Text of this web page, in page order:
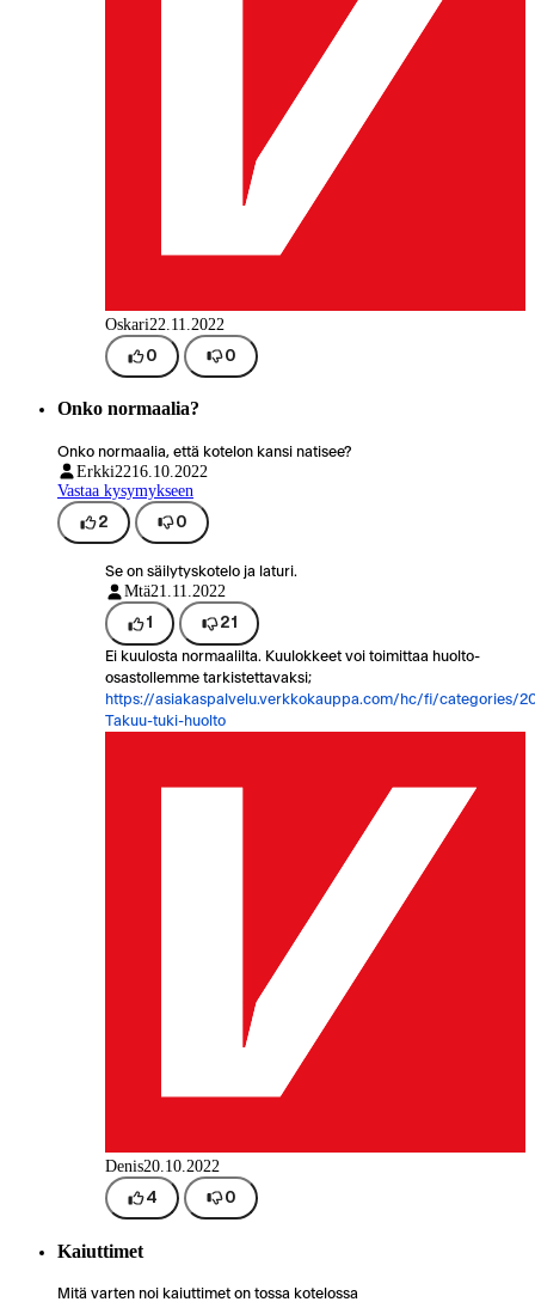
Oskari22.11.2022
0 0
Onko normaalia?
Onko normaalia, että kotelon kansi natisee?
Erkki2216.10.2022
Vastaa kysymykseen
2 0
Se on säilytyskotelo ja laturi.
Mtä21.11.2022
1 21
Ei kuulosta normaalilta. Kuulokkeet voi toimittaa huolto-
osastollemme tarkistettavaksi;
https://asiakaspalvelu.verkkokauppa.com/hc/fi/categories/
Takuu-tuki-huolto
Denis20.10.2022
4 0
Kaiuttimet
Mitä varten noi kaiuttimet on tossa kotelossa